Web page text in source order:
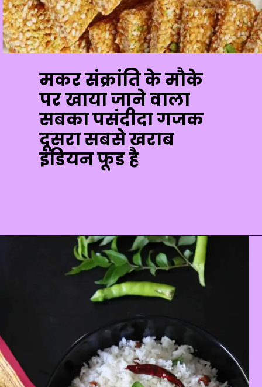
मकर संक्रांति के मौके
पर खाया जाने वाला
सबका पसंदीदा गजक
दूसरा सबसे खराब
इंडियन फूड है